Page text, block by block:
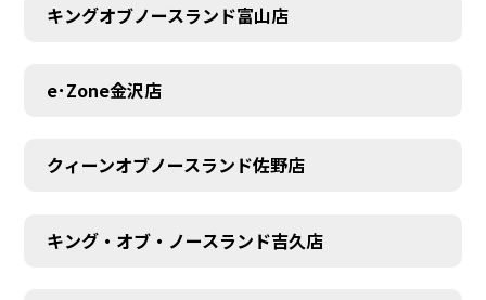
MEMBER
キングオブノースランド富山店
e･Zone金沢店
クィーンオブノースランド佐野店
キング・オブ・ノースランド吉久店